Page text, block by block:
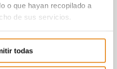
o que hayan recopilado a
de sus servicios.
todas
implicados,
el impacto
las ciudades,
sostenible y
a la vivienda.